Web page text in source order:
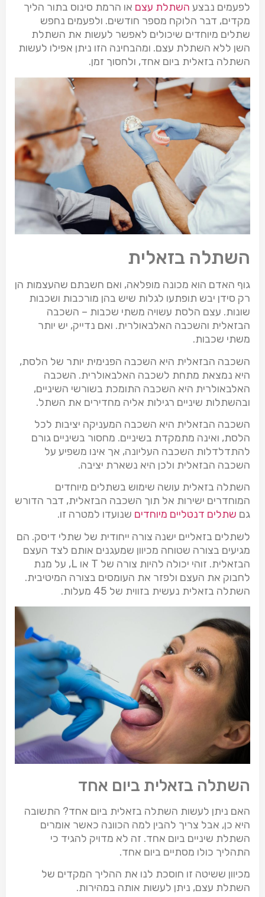
לפעמים נבצע השתלת עצם או הרמת סינוס בתור הליך
מקדים, דבר הלוקח מספר חודשים. ולפעמים נחפש
שתלים מיוחדים שיכולים לאפשר לעשות את השתלת
השן ללא השתלת עצם. ומהבחינה הזו ניתן אפילו לעשות
השתלה בזאלית ביום אחד, ולחסוך זמן.
השתלה בזאלית
גוף האדם הוא מכונה מופלאה, ואם חשבתם שהעצמות הן
רק סידן יבש תופתעו לגלות שיש בהן מורכבות ושכבות
שונות. עצם הלסת עשויה משתי שכבות – השכבה
הבזאלית והשכבה האלבאולרית. ואם נדייק, יש יותר
משתי שכבות.
השכבה הבזאלית היא השכבה הפנימית יותר של הלסת,
היא נמצאת מתחת לשכבה האלבאולרית. השכבה
האלבאולרית היא השכבה התומכת בשורשי השיניים,
ובהשתלות שיניים רגילות אליה מחדירים את השתל.
השכבה הבזאלית היא השכבה המעניקה יציבות לכל
הלסת, ואינה מתמקדת בשיניים. מחסור בשיניים גורם
להתדלדלות השכבה העליונה, אך אינו משפיע על
השכבה הבזאלית ולכן היא נשארת יציבה.
השתלה בזאלית עושה שימוש בשתלים מיוחדים
המוחדרים ישירות אל תוך השכבה הבזאלית, דבר הדורש
גם שתלים דנטליים מיוחדים שנועדו למטרה זו.
לשתלים בזאליים ישנה צורה ייחודית של שתלי דיסק. הם
מגיעים בצורה שטוחה מכיוון שמעגנים אותם לצד העצם
הבזאלית. זוהי יכולה להיות צורה של T או L, על מנת
לחבוק את העצם ולפזר את העומסים בצורה המיטיבית.
השתלה בזאלית נעשית בזווית של 45 מעלות.
השתלה בזאלית ביום אחד
האם ניתן לעשות השתלה בזאלית ביום אחד? התשובה
היא כן, אבל צריך להבין למה הכוונה כאשר אומרים
השתלת שיניים ביום אחד. זה לא מדויק להגיד כי
התהליך כולו מסתיים ביום אחד.
מכיוון ששיטה זו חוסכת לנו את ההליך המקדים של
השתלת עצם, ניתן לעשות אותה במהירות.